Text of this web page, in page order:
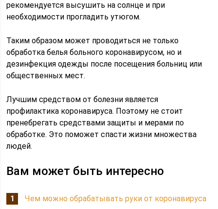
рекомендуется высушить на солнце и при
необходимости прогладить утюгом.
Таким образом может проводиться не только
обработка белья больного коронавирусом, но и
дезинфекция одежды после посещения больниц или
общественных мест.
Лучшим средством от болезни является
профилактика коронавируса. Поэтому не стоит
пренебрегать средствами защиты и мерами по
обработке. Это поможет спасти жизни множества
людей.
Вам может быть интересно
Чем можно обрабатывать руки от коронавируса